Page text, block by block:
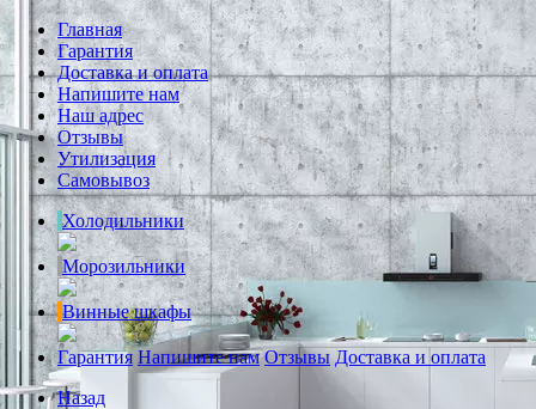
Главная
Гарантия
Доставка и оплата
Напишите нам
Наш адрес
Отзывы
Утилизация
Самовывоз
Холодильники
Морозильники
Винные шкафы
Гарантия Напишите нам Отзывы Доставка и оплата
Назад